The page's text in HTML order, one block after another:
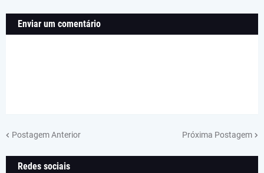
Enviar um comentário
Postagem Anterior Próxima Postagem
Redes sociais